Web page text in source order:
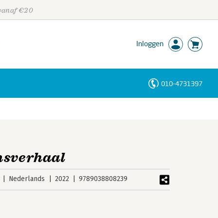
€20
Inloggen
010-4731397
Nederlands 2022 9789038808239
Personen